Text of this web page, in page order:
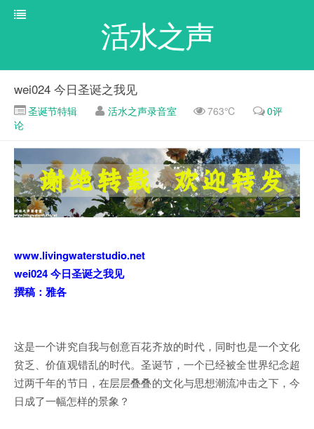
活水之声
wei024 今日圣诞之我见
圣诞节特辑 活水之声录音室 763℃
0评
论
www.livingwaterstudio.net
wei024 今日圣诞之我见
撰稿：雅各
这是一个讲究自我与创意百花齐放的时代，同时也是一个文化
贫乏、价值观错乱的时代。圣诞节，一个已经被全世界纪念超
过两千年的节日，在层层叠叠的文化与思想潮流冲击之下，今
日成了一幅怎样的景象？